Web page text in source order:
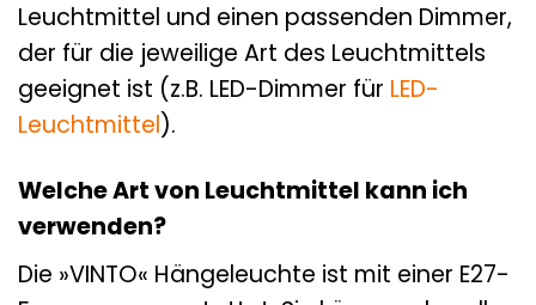
Leuchtmittel und einen passenden Dimmer,
der für die jeweilige Art des Leuchtmittels
geeignet ist (z.B. LED-Dimmer für LED-
Leuchtmittel).
Welche Art von Leuchtmittel kann ich
verwenden?
Die »VINTO« Hängeleuchte ist mit einer E27-